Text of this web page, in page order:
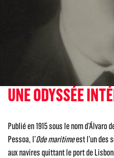
UNE ODYSSÉE
Publié en 1915 sous le nom d’Álvaro
Pessoa, l’Ode maritimeest l’un des
aux navires quittant le port de